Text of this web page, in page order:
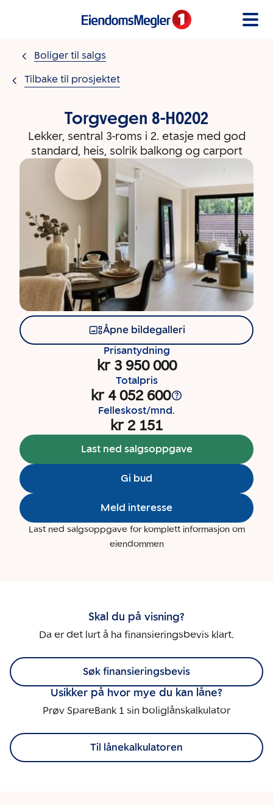
Boliger til salgs
Tilbake til prosjektet
Torgvegen 8-H0202
Lekker, sentral 3-roms i 2. etasje med god
standard, heis, solrik balkong og carport
Åpne bildegalleri
Prisantydning
kr 3 950 000
Totalpris
kr 4 052 600
Felleskost/mnd.
kr 2 151
Last ned salgsoppgave
Gi bud
Meld interesse
Last ned salgsoppgave for komplett informasjon om
eiendommen
Skal du på visning?
Da er det lurt å ha finansieringsbevis klart.
Søk finansieringsbevis
Usikker på hvor mye du kan låne?
Prøv SpareBank 1 sin boliglånskalkulator
Til lånekalkulatoren